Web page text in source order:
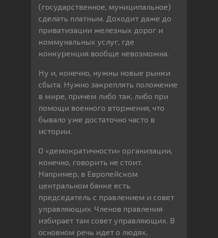
(государственное, муниципальное)
сделать платным. Доходит даже до
приватизации железных дорог и
коммунальных услуг, где
конкуренция вообще невозможна.
Ну и, конечно, нужны новые рынки
сбыта. Нужно закреплять положение
в мире, причем либо так, либо при
помощи военного вторжения, что
бывало уже достаточно часто в
истории.
О «демократичности» организации,
конечно, говорить не стоит.
Например, в Европейском
центральном банке есть
председатель с правлением и совет
управляющих. Членов правления
избирает там совет управляющих. В
основном речь идет о людях,